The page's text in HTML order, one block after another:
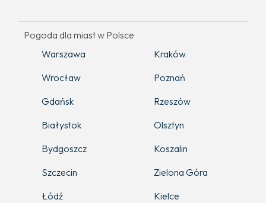
Pogoda dla miast w Polsce
Warszawa
Kraków
Wrocław
Poznań
Gdańsk
Rzeszów
Białystok
Olsztyn
Bydgoszcz
Koszalin
Szczecin
Zielona Góra
Łódź
Kielce